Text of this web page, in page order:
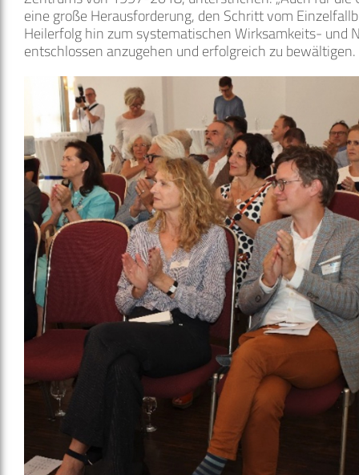
eine große Herausforderung, den Schritt vom
Heilerfolg hin zum systematischen Wirksamkeits- und
entschlossen anzugehen und erfolgreich zu bewältigen.